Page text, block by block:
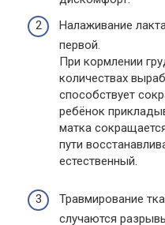
Налаживание
первой.
При кормлении
количествах
способствует
ребёнок
матка
пути
естественный.
Травмирование
случаются